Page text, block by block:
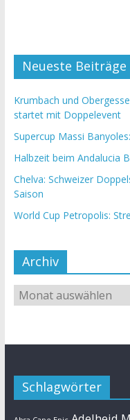
Neueste Beiträge
Krumbach und
startet mit Doppelevent
Supercup Massi
Halbzeit beim Andalucia
Chelva: Schweizer
Saison
World Cup Petropolis:
Archiv
Schlagwörter